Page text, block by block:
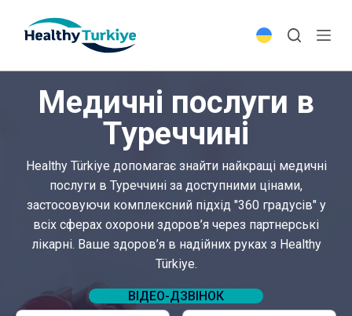
p
Медичні послуги в
Туреччині
Healthy Türkiye допомагає знайти найкращі медичні
послуги в Туреччині за доступними цінами,
застосовуючи комплексний підхід "360 градусів" у
всіх сферах охорони здоров’я через партнерські
лікарні. Ваше здоров’я в надійних руках з Healthy
Türkiye.
ВІДЕО-ДЗВІНОК